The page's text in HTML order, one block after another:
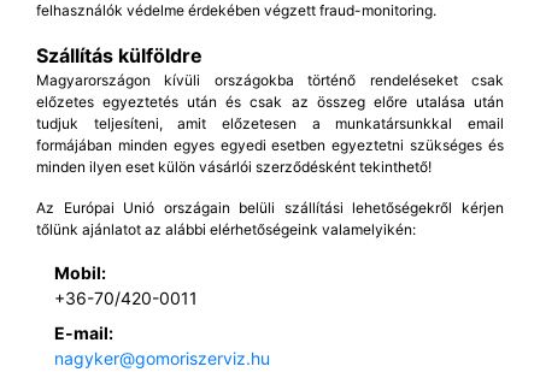
felhasználók védelme érdekében végzett fraud-monitoring.
Szállítás külföldre
Magyarországon kívüli országokba történő rendeléseket csak
előzetes egyeztetés után és csak az összeg előre utalása után
tudjuk teljesíteni, amit előzetesen a munkatársunkkal email
formájában minden egyes egyedi esetben egyeztetni szükséges és
minden ilyen eset külön vásárlói szerződésként tekinthető!
Az Európai Unió országain belüli szállítási lehetőségekről kérjen
tőlünk ajánlatot az alábbi elérhetőségeink valamelyikén:
Mobil:
+36-70/420-0011
E-mail:
nagyker@gomoriszerviz.hu